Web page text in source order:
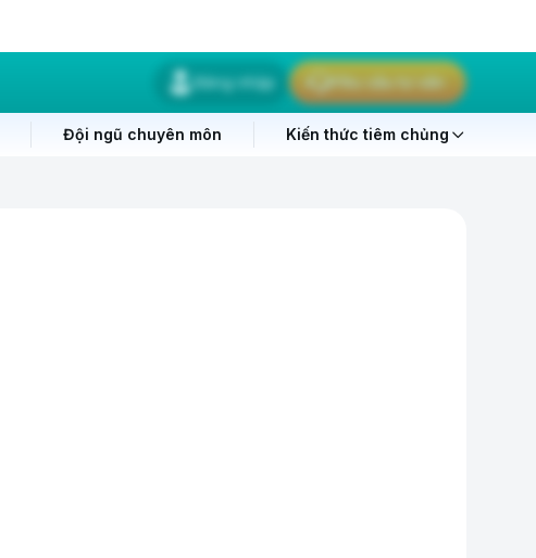
Đăng nhập Yêu cầu tư vấn
Đội ngũ chuyên môn Kiến thức tiêm chủng